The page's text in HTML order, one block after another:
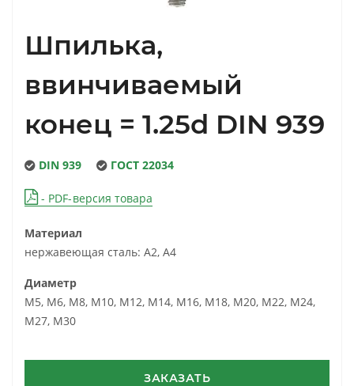
Шпилька,
ввинчиваемый
конец = 1.25d DIN 939
DIN 939 ГОСТ 22034
- PDF-версия товара
Материал
нержавеющая сталь: А2, А4
Диаметр
М5, М6, М8, М10, М12, М14, М16, М18, М20, М22, М24,
М27, М30
ЗАКАЗАТЬ